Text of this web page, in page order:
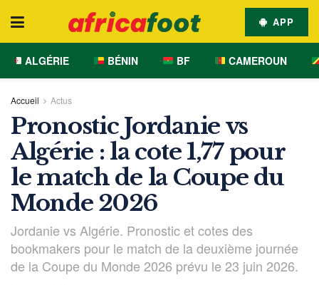
APP
ALGÉRIE BÉNIN BF CAMEROUN
Accueil Actus
Pronostic Jordanie vs
Algérie : la cote 1,77 pour
le match de la Coupe du
Monde 2026
Jordanie vs Algérie. Pronostic et cotes des
bookmakers pour le match de la deuxième journée
de la Coupe du Monde 2026 prévu le 23 juin 2026.